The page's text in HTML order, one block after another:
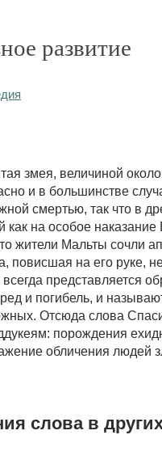
развитие
змея, величиной
и в большинстве
смертью, так что в
как на особое
жители Мальты сочли
повисшая на его руке,
представляется
и погибель, и
Отсюда слова
порождения
обличения людей
слова в